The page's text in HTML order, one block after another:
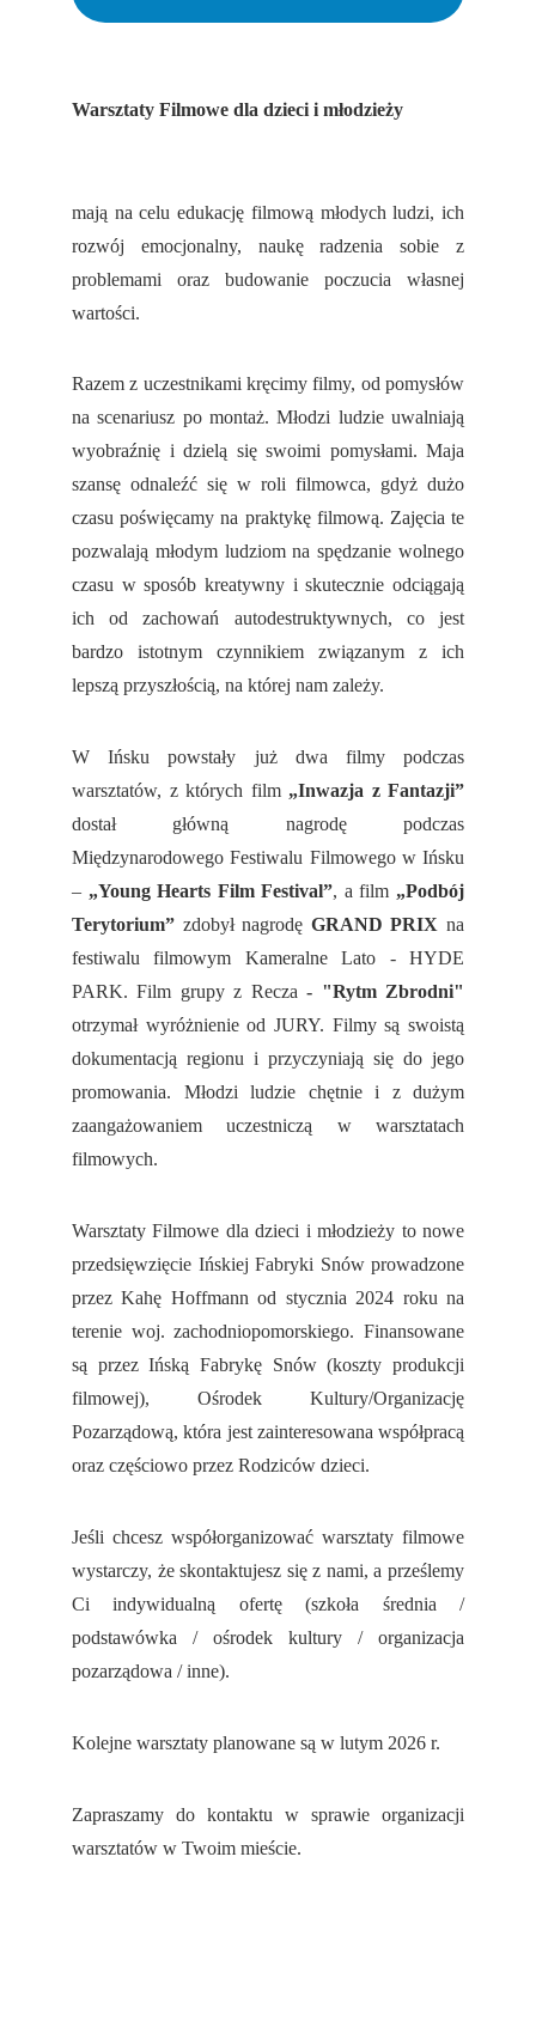
Warsztaty Filmowe dla dzieci i młodzieży
mają na celu edukację filmową młodych ludzi, ich
rozwój emocjonalny, naukę radzenia sobie z
problemami oraz budowanie poczucia własnej
wartości.
Razem z uczestnikami kręcimy filmy, od pomysłów
na scenariusz po montaż. Młodzi ludzie uwalniają
wyobraźnię i dzielą się swoimi pomysłami. Maja
szansę odnaleźć się w roli filmowca, gdyż dużo
czasu poświęcamy na praktykę filmową. Zajęcia te
pozwalają młodym ludziom na spędzanie wolnego
czasu w sposób kreatywny i skutecznie odciągają
ich od zachowań autodestruktywnych, co jest
bardzo istotnym czynnikiem związanym z ich
lepszą przyszłością, na której nam zależy.
W Ińsku powstały już dwa filmy podczas
warsztatów, z których film „Inwazja z Fantazji”
dostał główną nagrodę podczas
Międzynarodowego Festiwalu Filmowego w Ińsku
– „Young Hearts Film Festival”, a film „Podbój
Terytorium” zdobył nagrodę GRAND PRIX na
festiwalu filmowym Kameralne Lato - HYDE
PARK. Film grupy z Recza- "Rytm Zbrodni"
otrzymał wyróżnienie od JURY. Filmy są swoistą
dokumentacją regionu i przyczyniają się do jego
promowania. Młodzi ludzie chętnie i z dużym
zaangażowaniem uczestniczą w warsztatach
filmowych.
Warsztaty Filmowe dla dzieci i młodzieży to nowe
przedsięwzięcie Ińskiej Fabryki Snów prowadzone
przez Kahę Hoffmann od stycznia 2024 roku na
terenie woj. zachodniopomorskiego. Finansowane
są przez Ińską Fabrykę Snów (koszty produkcji
filmowej), Ośrodek Kultury/Organizację
Pozarządową, która jest zainteresowana współpracą
oraz częściowo przez Rodziców dzieci.
Jeśli chcesz współorganizować warsztaty filmowe
wystarczy, że skontaktujesz się z nami, a prześlemy
Ci indywidualną ofertę (szkoła średnia /
podstawówka / ośrodek kultury / organizacja
pozarządowa / inne).
Kolejne warsztaty planowane są w lutym 2026 r.
Zapraszamy do kontaktu w sprawie organizacji
warsztatów w Twoim mieście.